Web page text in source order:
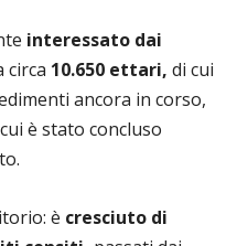
interessato dai
circa 10.650 ettari, di cui
ancora in corso,
è stato concluso
è cresciuto di